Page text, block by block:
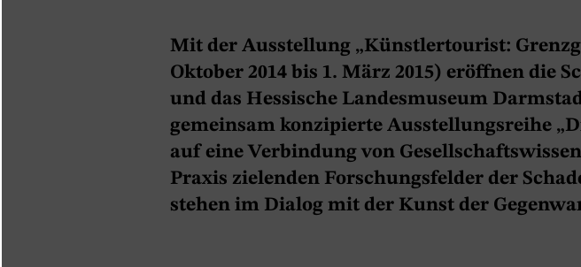
Mit der Ausstellung „Künstlertourist:
Oktober 2014 bis 1. März 2015) eröffnen die
und das Hessische Landesmuseum
gemeinsam konzipierte Ausstellungsreihe
auf eine Verbindung von
Praxis zielenden Forschungsfelder der
stehen im Dialog mit der Kunst der